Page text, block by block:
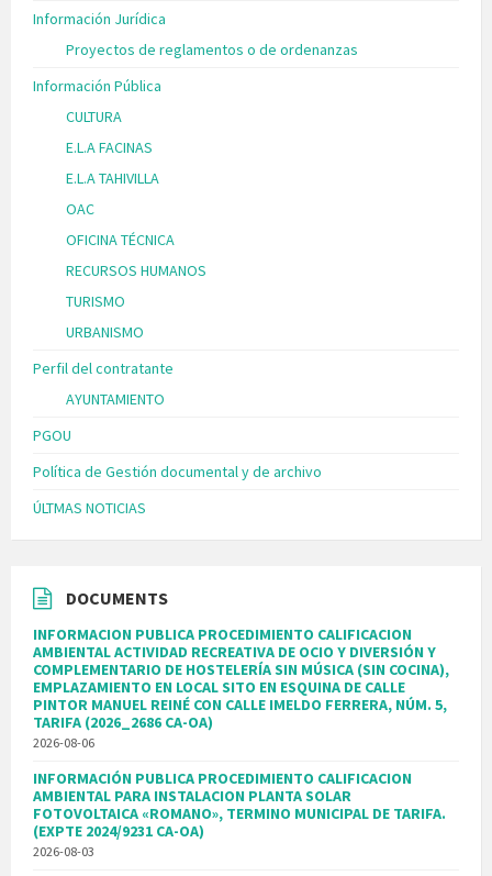
Información Jurídica
Proyectos de reglamentos o de ordenanzas
Información Pública
CULTURA
E.L.A FACINAS
E.L.A TAHIVILLA
OAC
OFICINA TÉCNICA
RECURSOS HUMANOS
TURISMO
URBANISMO
Perfil del contratante
AYUNTAMIENTO
PGOU
Política de Gestión documental y de archivo
ÚLTMAS NOTICIAS
DOCUMENTS
INFORMACION PUBLICA PROCEDIMIENTO CALIFICACION
AMBIENTAL ACTIVIDAD RECREATIVA DE OCIO Y DIVERSIÓN Y
COMPLEMENTARIO DE HOSTELERÍA SIN MÚSICA (SIN COCINA),
EMPLAZAMIENTO EN LOCAL SITO EN ESQUINA DE CALLE
PINTOR MANUEL REINÉ CON CALLE IMELDO FERRERA, NÚM. 5,
TARIFA (2026_2686 CA-OA)
2026-08-06
INFORMACIÓN PUBLICA PROCEDIMIENTO CALIFICACION
AMBIENTAL PARA INSTALACION PLANTA SOLAR
FOTOVOLTAICA «ROMANO», TERMINO MUNICIPAL DE TARIFA.
(EXPTE 2024/9231 CA-OA)
2026-08-03